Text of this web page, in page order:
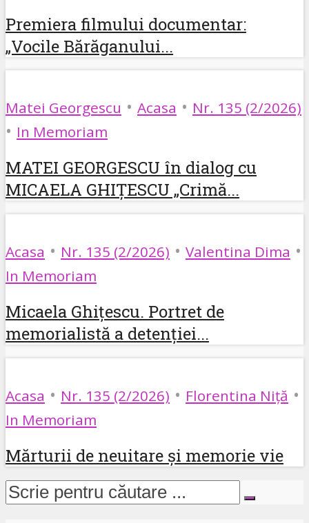
Premiera filmului documentar:
„Vocile Bărăganului...
Matei Georgescu • Acasa • Nr. 135 (2/2026)
• In Memoriam
MATEI GEORGESCU în dialog cu
MICAELA GHIȚESCU „Crimă...
Acasa • Nr. 135 (2/2026) • Valentina Dima •
In Memoriam
Micaela Ghițescu. Portret de
memorialistă a detenției...
Acasa • Nr. 135 (2/2026) • Florentina Niță •
In Memoriam
Mărturii de neuitare și memorie vie